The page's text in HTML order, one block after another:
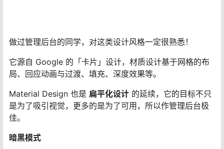
做过管理后台的同学，对这类设计风格一定很熟悉！
它源自 Google 的「卡片」设计，材质设计基于网格的布
局、回应动画与过渡、填充、深度效果等。
Material Design 也是 扁平化设计 的延续，它的目标不只
是为了吸引视觉，更多的是为了可用，所以作管理后台极
佳。
暗黑模式